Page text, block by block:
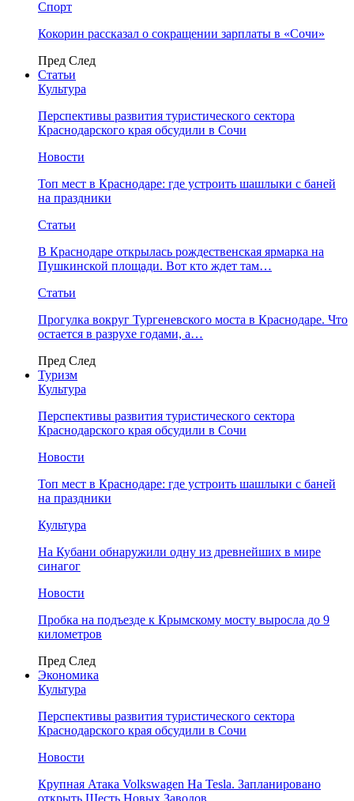
Спорт
Кокорин рассказал о сокращении зарплаты в «Сочи»
Пред След
Статьи
Культура
Перспективы развития туристического сектора
Краснодарского края обсудили в Сочи
Новости
Топ мест в Краснодаре: где устроить шашлыки с баней
на праздники
Статьи
В Краснодаре открылась рождественская ярмарка на
Пушкинской площади. Вот кто ждет там…
Статьи
Прогулка вокруг Тургеневского моста в Краснодаре. Что
остается в разрухе годами, а…
Пред След
Туризм
Культура
Перспективы развития туристического сектора
Краснодарского края обсудили в Сочи
Новости
Топ мест в Краснодаре: где устроить шашлыки с баней
на праздники
Культура
На Кубани обнаружили одну из древнейших в мире
синагог
Новости
Пробка на подъезде к Крымскому мосту выросла до 9
километров
Пред След
Экономика
Культура
Перспективы развития туристического сектора
Краснодарского края обсудили в Сочи
Новости
Крупная Атака Volkswagen На Tesla. Запланировано
открыть Шесть Новых Заводов